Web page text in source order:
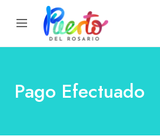
Pago Efectuado